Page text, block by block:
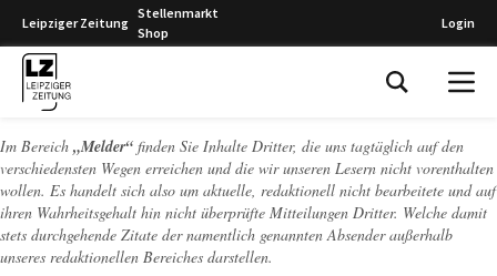
Leipziger Zeitung
Stellenmarkt
Shop
Login
Im Bereich „Melder“ finden Sie Inhalte Dritter, die uns tagtäglich auf den
verschiedensten Wegen erreichen und die wir unseren Lesern nicht vorenthalten
wollen. Es handelt sich also um aktuelle, redaktionell nicht bearbeitete und auf
ihren Wahrheitsgehalt hin nicht überprüfte Mitteilungen Dritter. Welche damit
stets durchgehende Zitate der namentlich genannten Absender außerhalb
unseres redaktionellen Bereiches darstellen.